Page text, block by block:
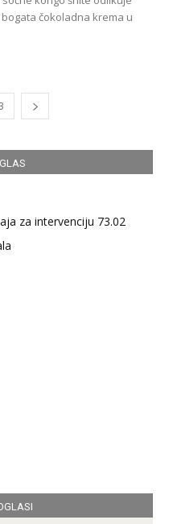
čokoladna krema u
za intervenciju 73.02